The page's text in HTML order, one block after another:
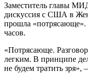
Заместитель главы
дискуссия с США в
прошла «потрясающе».
часов.
«Потрясающе.
легким. В принципе
не будем тратить